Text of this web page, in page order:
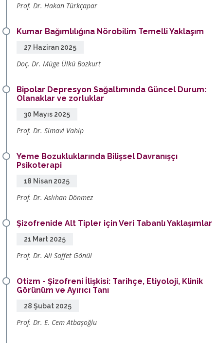
Prof. Dr. Hakan Türkçapar
Kumar Bağımlılığına Nörobilim Temelli Yaklaşım
27 Haziran 2025
Doç. Dr. Müge Ülkü Bozkurt
Bipolar Depresyon Sağaltımında Güncel Durum:
Olanaklar ve zorluklar
30 Mayıs 2025
Prof. Dr. Simavi Vahip
Yeme Bozukluklarında Bilişsel Davranışçı
Psikoterapi
18 Nisan 2025
Prof. Dr. Aslıhan Dönmez
Şizofrenide Alt Tipler için Veri Tabanlı Yaklaşımlar
21 Mart 2025
Prof. Dr. Ali Saffet Gönül
Otizm - Şizofreni İlişkisi: Tarihçe, Etiyoloji, Klinik
Görünüm ve Ayırıcı Tanı
28 Şubat 2025
Prof. Dr. E. Cem Atbaşoğlu